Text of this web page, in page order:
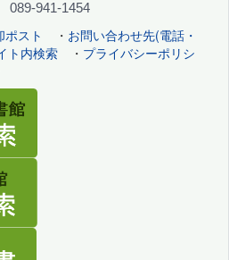
089-941-1454
スト ・ お問い合わせ先(電話・
ト内検索 ・ プライバシーポリシ